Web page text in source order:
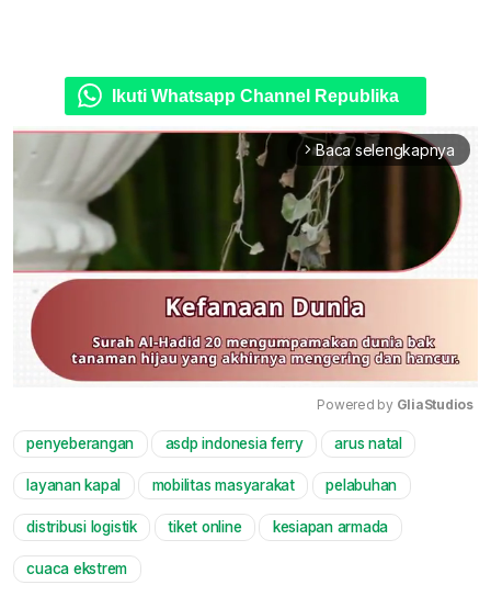
Ikuti Whatsapp Channel Republika
arrow_forward_ios Baca selengkapnya
Mute
Powered by GliaStudios
penyeberangan asdp indonesia ferry arus natal
layanan kapal mobilitas masyarakat pelabuhan
distribusi logistik tiket online kesiapan armada
cuaca ekstrem